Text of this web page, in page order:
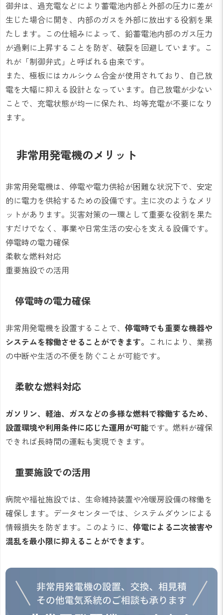
御弁は、過充電などにより蓄電池内部と外部の圧力に差が
生じた場合に開き、内部のガスを外部に放出する役割を果
たします。この仕組みによって、鉛蓄電池内部のガス圧力
が過剰に上昇することを防ぎ、破裂を回避しています。こ
れが「制御弁式」と呼ばれる由来です。
また、極板にはカルシウム合金が使用されており、自己放
電を大幅に抑える設計となっています。自己放電が少ない
ことで、充電状態が均一に保たれ、均等充電が不要になり
ます。
非常用発電機のメリット
非常用発電機は、停電や電力供給が困難な状況下で、安定
的に電力を供給するための設備です。主に次のようなメリ
ットがあります。災害対策の一環として重要な役割を果た
すだけでなく、事業や日常生活の安心を支える設備です。
停電時の電力確保
柔軟な燃料対応
重要施設での活用
停電時の電力確保
非常用発電機を設置することで、 停電時でも重要な機器や
システムを稼働させることができます。 これにより、業務
の中断や生活の不便を防ぐことが可能です。
柔軟な燃料対応
ガソリン、軽油、ガスなどの多様な燃料で稼働するため、
設置環境や利用条件に応じた運用が可能です。燃料が確保
できれば長時間の運転も実現できます。
重要施設での活用
病院や福祉施設では、生命維持装置や冷暖房設備の稼働を
確保します。データセンターでは、システムダウンによる
情報損失を防ぎます。このように、 停電による二次被害や
混乱を最小限に抑えることができます。